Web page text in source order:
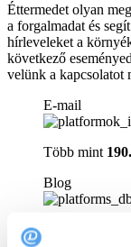
Éttermedet olyan
a forgalmadat és
hírleveleket a
következő
velünk a kapcsolatot
E-mail
Több mint
Blog